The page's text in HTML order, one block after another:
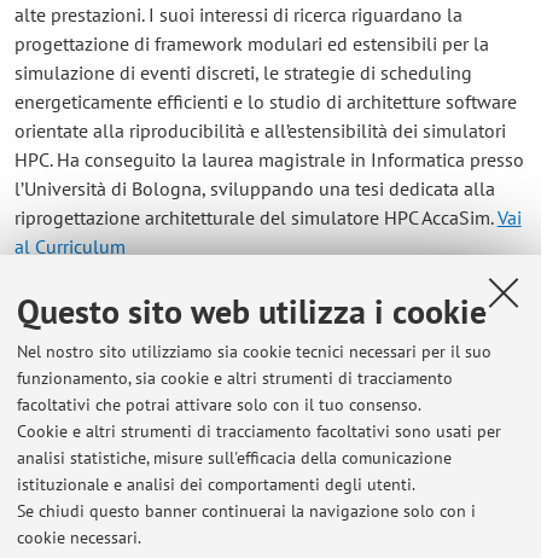
Questo sito web utilizza i cookie
Nel nostro sito utilizziamo sia cookie tecnici necessari per il suo
funzionamento, sia cookie e altri strumenti di tracciamento
facoltativi che potrai attivare solo con il tuo consenso.
Cookie e altri strumenti di tracciamento facoltativi sono usati per
analisi statistiche, misure sull'efficacia della comunicazione
istituzionale e analisi dei comportamenti degli utenti.
Se chiudi questo banner continuerai la navigazione solo con i
cookie necessari.
alte prestazioni. I suoi interessi di ricerca riguardano la
progettazione di framework modulari ed estensibili per la
simulazione di eventi discreti, le strategie di scheduling
energeticamente efficienti e lo studio di architetture software
orientate alla riproducibilità e all’estensibilità dei simulatori
HPC. Ha conseguito la laurea magistrale in Informatica presso
l’Università di Bologna, sviluppando una tesi dedicata alla
riprogettazione architetturale del simulatore HPC AccaSim.Vai
al Curriculum
Contatti
E-mail: luca.polese@unibo.it
Dipartimento di Informatica - Scienza e Ingegneria
Mura Anteo Zamboni 7, Bologna -
Vai alla mappa